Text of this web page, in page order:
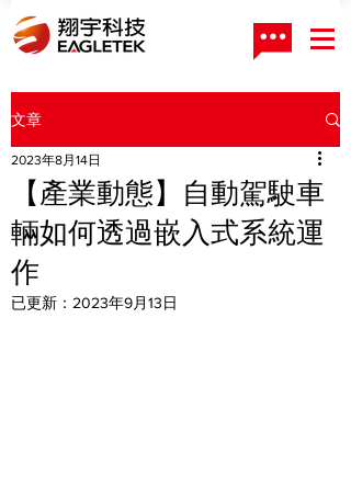
文章
【產業動態】自動駕駛車
輛如何透過嵌入式系統運
作
2023年8月14日
已更新： 2023年9月13日